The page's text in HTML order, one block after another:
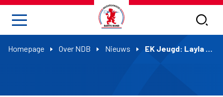
Homepage Over NDB Nieuws EK Jeugd: Layla Brussel